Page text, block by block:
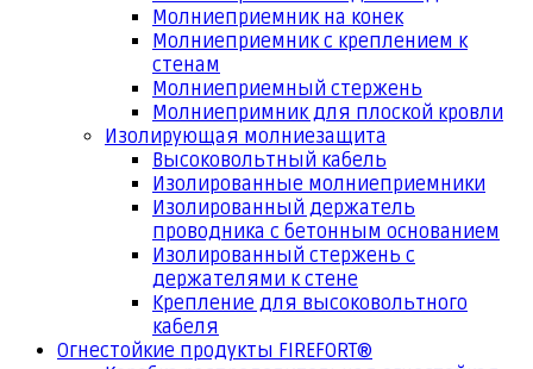
Молниеприемник на конек
Молниеприемник с креплением к
стенам
Молниеприемный стержень
Молниепримник для плоской кровли
Изолирующая молниезащита
Высоковольтный кабель
Изолированные молниеприемники
Изолированный держатель
проводника с бетонным основанием
Изолированный стержень с
держателями к стене
Крепление для высоковольтного
кабеля
Огнестойкие продукты FIREFORT®